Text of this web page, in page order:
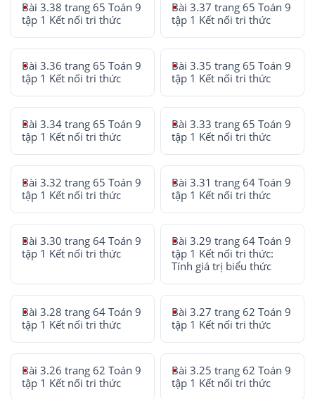
Bài 3.38 trang 65 Toán 9
tập 1 Kết nối tri thức
Bài 3.37 trang 65 Toán 9
tập 1 Kết nối tri thức
Bài 3.36 trang 65 Toán 9
tập 1 Kết nối tri thức
Bài 3.35 trang 65 Toán 9
tập 1 Kết nối tri thức
Bài 3.34 trang 65 Toán 9
tập 1 Kết nối tri thức
Bài 3.33 trang 65 Toán 9
tập 1 Kết nối tri thức
Bài 3.32 trang 65 Toán 9
tập 1 Kết nối tri thức
Bài 3.31 trang 64 Toán 9
tập 1 Kết nối tri thức
Bài 3.30 trang 64 Toán 9
tập 1 Kết nối tri thức
Bài 3.29 trang 64 Toán 9
tập 1 Kết nối tri thức:
Tính giá trị biểu thức
Bài 3.28 trang 64 Toán 9
tập 1 Kết nối tri thức
Bài 3.27 trang 62 Toán 9
tập 1 Kết nối tri thức
Bài 3.26 trang 62 Toán 9
tập 1 Kết nối tri thức
Bài 3.25 trang 62 Toán 9
tập 1 Kết nối tri thức